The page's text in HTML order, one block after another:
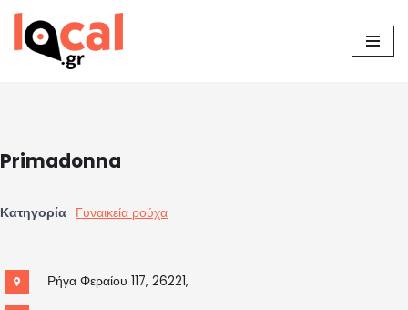
Μεταπηδήστε
Primadonna
Κατηγορία Γυναικεία ρούχα
Ρήγα Φεραίου 117, 26221,